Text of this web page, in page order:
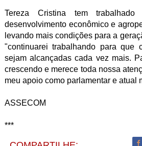
Tereza Cristina tem
desenvolvimento econômico e
levando mais condições para a
"continuarei trabalhando para que
sejam alcançadas cada vez mais.
crescendo e merece toda nossa
meu apoio como parlamentar e atual
ASSECOM
***